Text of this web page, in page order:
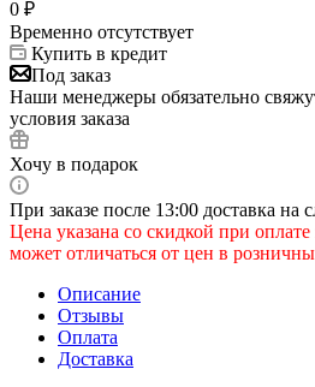
0 ₽
Временно отсутствует
Купить в кредит
Под заказ
Наши менеджеры обязательно
условия заказа
Хочу в подарок
При заказе после 13:00 доставка на
Цена указана со скидкой при
может отличаться от цен в
Описание
Отзывы
Оплата
Доставка